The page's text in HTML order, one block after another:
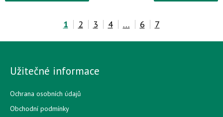
1 2 3 4 … 6 7
Užitečné informace
Ochrana osobních údajů
Obchodní podmínky